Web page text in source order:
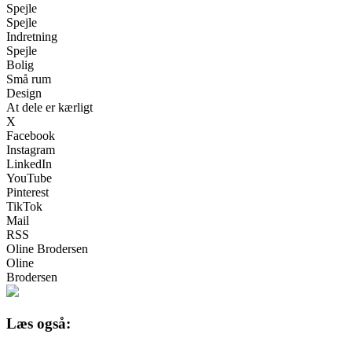
Spejle
Spejle
Indretning
Spejle
Bolig
Små rum
Design
At dele er kærligt
X
Facebook
Instagram
LinkedIn
YouTube
Pinterest
TikTok
Mail
RSS
Oline Brodersen
Oline
Brodersen
Læs også: